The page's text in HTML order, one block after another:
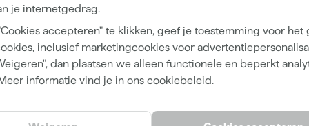
je internetgedrag.
accepteren" te klikken, geef je toestemming voor het
inclusief marketingcookies voor
dan plaatsen we alleen functionele en beperkt
informatie vind je in ons cookiebeleid.
4 h
12 m²/l
Waterbasis (acryl)